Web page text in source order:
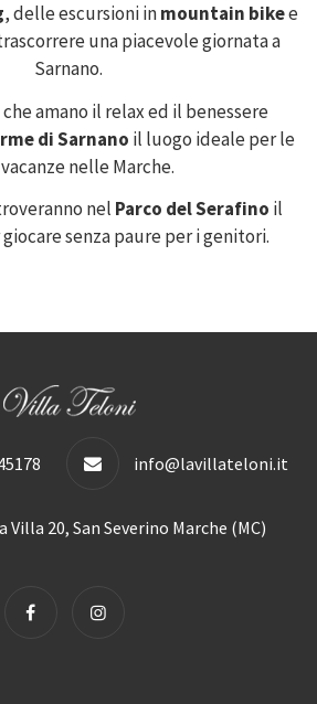
, delle escursioni inmountain bikee
una piacevole giornata a
Sarnano.
amano il relax ed il benessere
di Sarnano il luogo ideale per le
nelle Marche.
nel Parco del Serafino il
senza paure per i genitori.
info@lavillateloni.it
Villa 20, San Severino Marche (MC)